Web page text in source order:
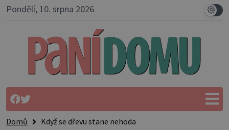
Pondělí, 10. srpna 2026
Domů Když se dřevu stane nehoda